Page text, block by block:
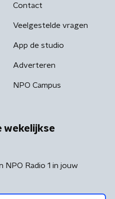
Contact
Veelgestelde vragen
App de studio
Adverteren
NPO Campus
wekelijkse
NPO Radio 1 in jouw